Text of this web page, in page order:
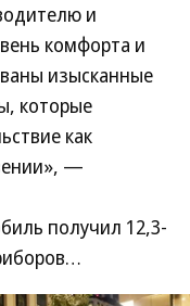
и
комфорта и
изысканные
которые
как
—
получил 12,3-